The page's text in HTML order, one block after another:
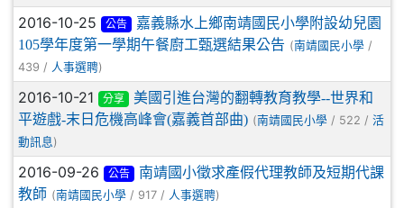
2016-10-25 公告
嘉義縣水上鄉南靖國民小學附設幼兒園
105學年度第一學期午餐廚工甄選結果公告 (南靖國民小學 /
439 / 人事選聘)
2016-10-21 分享
美國引進台灣的翻轉教育教學--世界和
平遊戲-末日危機高峰會(嘉義首部曲) (南靖國民小學 / 522 / 活
動訊息 )
2016-09-26 公告
南靖國小徵求產假代理教師及短期代課
教師 (南靖國民小學 / 917 / 人事選聘)